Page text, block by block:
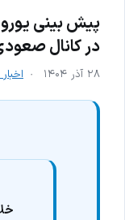
در کانال
۲۸ آذر ۱۴۰۴